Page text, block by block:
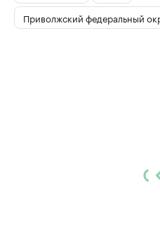
Приволжский федеральный